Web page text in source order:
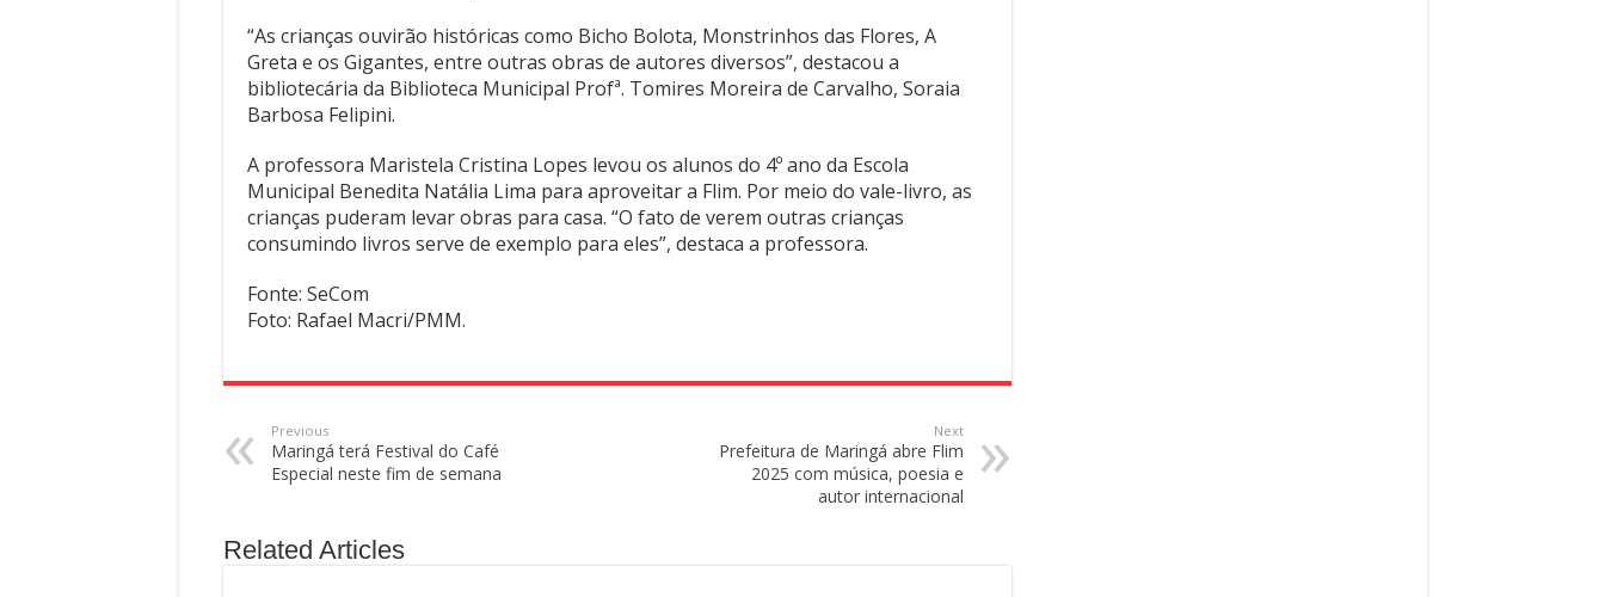
“As crianças ouvirão históricas como Bicho Bolota, Monstrinhos das Flores, A
Greta e os Gigantes, entre outras obras de autores diversos”, destacou a
bibliotecária da Biblioteca Municipal Profª. Tomires Moreira de Carvalho, Soraia
Barbosa Felipini.
A professora Maristela Cristina Lopes levou os alunos do 4º ano da Escola
Municipal Benedita Natália Lima para aproveitar a Flim. Por meio do vale-livro, as
crianças puderam levar obras para casa. “O fato de verem outras crianças
consumindo livros serve de exemplo para eles”, destaca a professora.
Fonte: SeCom
Foto: Rafael Macri/PMM.
Previous
Maringá terá Festival do Café
Especial neste fim de semana
Next
Prefeitura de Maringá abre Flim
2025 com música, poesia e
autor internacional
Related Articles